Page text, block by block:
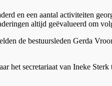
en een aantal activiteiten
altijd geëvalueerd om
de bestuursleden Gerda
het secretariaat van Ineke